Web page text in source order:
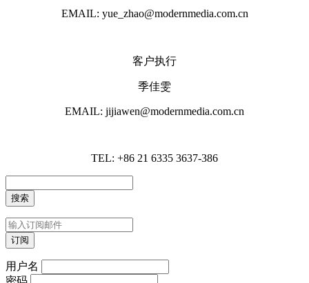
EMAIL: yue_zhao@modernmedia.com.cn
客户执行
季佳雯
EMAIL: jijiawen@modernmedia.com.cn
TEL: +86 21 6335 3637-386
用户名
密码